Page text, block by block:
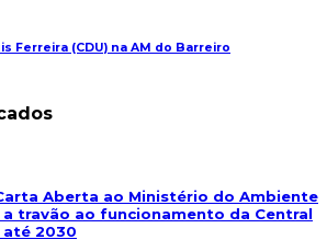
Ferreira (CDU) na AM do Barreiro
Aberta ao Ministério do Ambiente
a travão ao funcionamento da Central
até 2030